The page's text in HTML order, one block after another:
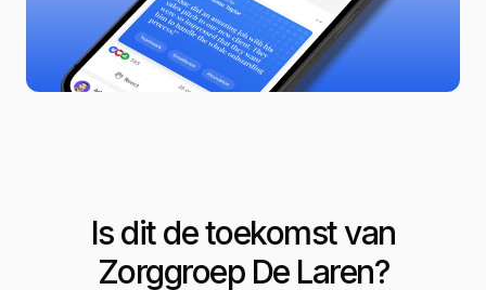
Is dit de toekomst van
Zorggroep De Laren?